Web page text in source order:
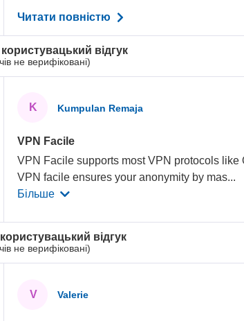
відгук
не верифіковані)
відгук
не верифіковані)
Читати повністю
K Kumpulan Remaja
VPN Facile
VPN Facile supports most VPN protocols like
VPN facile ensures your anonymity by mas...
Більше
V Valerie